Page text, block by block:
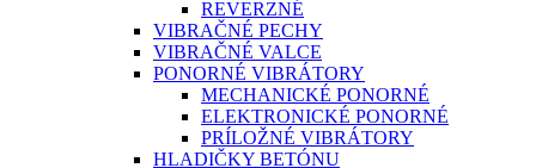
REVERZNÉ
VIBRAČNÉ PECHY
VIBRAČNÉ VALCE
PONORNÉ VIBRÁTORY
MECHANICKÉ PONORNÉ
ELEKTRONICKÉ PONORNÉ
PRÍLOŽNÉ VIBRÁTORY
HLADIČKY BETÓNU